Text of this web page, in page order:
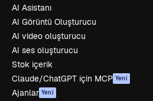
AI Asistanı
AI Görüntü Oluşturucu
AI video oluşturucu
AI ses oluşturucu
Stok içerik
Claude/ChatGPT için MCP Yeni
Ajanlar Yeni